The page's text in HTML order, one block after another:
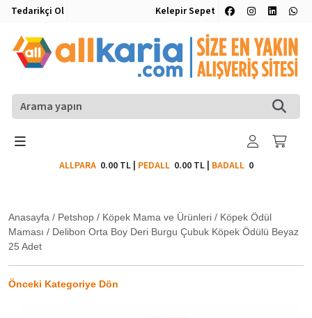
Tedarikçi Ol Kelepir Sepet
ALLPARA 0.00 TL| PEDALL 0.00 TL| BADALL0
Anasayfa / Petshop / Köpek Mama ve Ürünleri / Köpek Ödül
Maması / Delibon Orta Boy Deri Burgu Çubuk Köpek Ödülü Beyaz
25 Adet
Önceki Kategoriye Dön